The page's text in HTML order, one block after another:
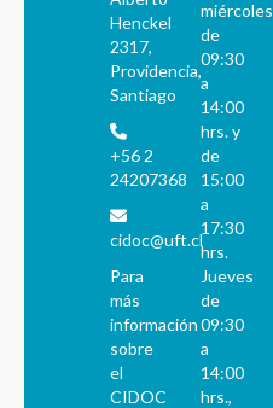
Henckel
2317,
Providencia,
Santiago
+56 2
24207368
cidoc@uft.cl
Para
más
información
sobre
el
CIDOC
miércoles
de
09:30
a
14:00
hrs. y
de
15:00
a
17:30
hrs.
Jueves
de
09:30
a
14:00
hrs.,